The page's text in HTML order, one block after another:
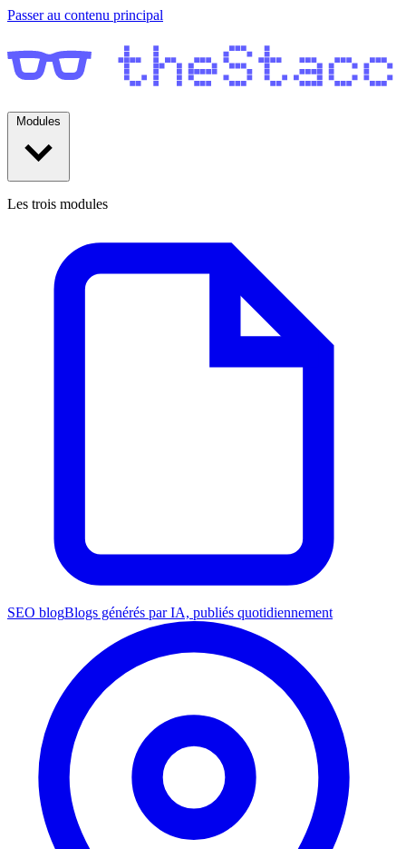
Passer au contenu principal
Les trois modules
SEO blogBlogs générés par IA, publiés quotidiennement